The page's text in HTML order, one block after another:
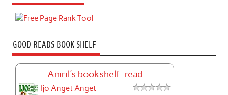
GOOD READS BOOK SHELF
Amril's bookshelf: read
Ijo Anget Anget